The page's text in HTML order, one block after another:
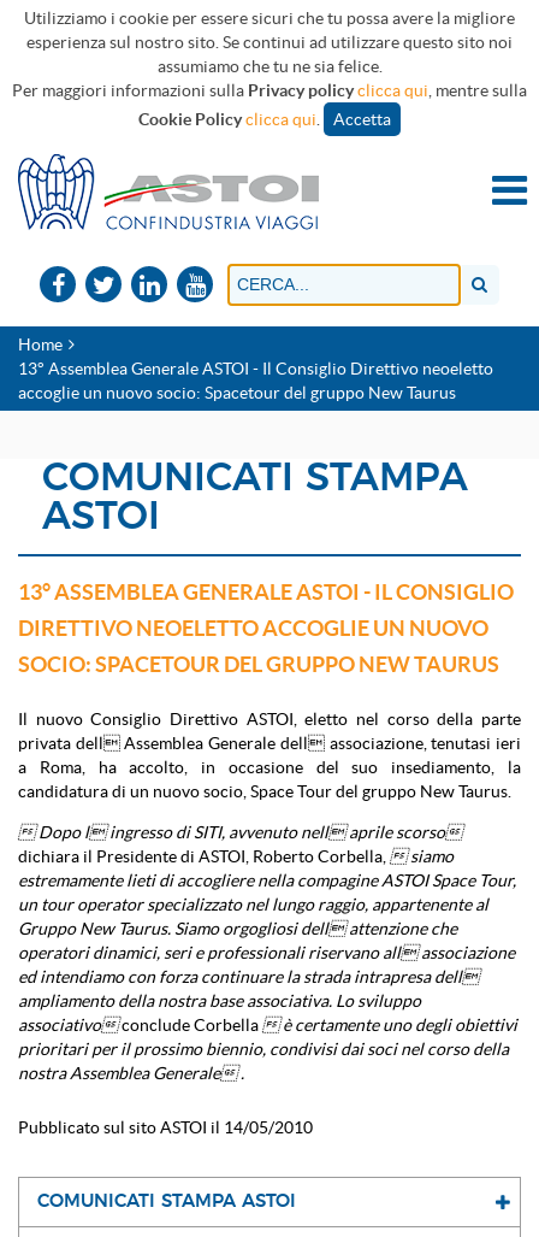
Utilizziamo i cookie per essere sicuri che tu possa avere la migliore
esperienza sul nostro sito. Se continui ad utilizzare questo sito noi
assumiamo che tu ne sia felice.
Per maggiori informazioni sulla Privacy policyclicca qui , mentre sulla
Cookie Policyclicca qui Accetta
Home
13° Assemblea Generale ASTOI - Il Consiglio Direttivo neoeletto
accoglie un nuovo socio: Spacetour del gruppo New Taurus
COMUNICATI STAMPA
ASTOI
13° ASSEMBLEA GENERALE ASTOI - IL CONSIGLIO
DIRETTIVO NEOELETTO ACCOGLIE UN NUOVO
SOCIO: SPACETOUR DEL GRUPPO NEW TAURUS
Il nuovo Consiglio Direttivo ASTOI, eletto nel corso della parte
privata dell Assemblea Generale dell associazione, tenutasi ieri
a Roma, ha accolto, in occasione del suo insediamento, la
candidatura di un nuovo socio, Space Tour del gruppo New Taurus.
Dopo l ingresso di SITI, avvenuto nell aprile scorso
dichiara il Presidente di ASTOI, Roberto Corbella, siamo
estremamente lieti di accogliere nella compagine ASTOI Space Tour,
un tour operator specializzato nel lungo raggio, appartenente al
Gruppo New Taurus. Siamo orgogliosi dell attenzione che
operatori dinamici, seri e professionali riservano all associazione
ed intendiamo con forza continuare la strada intrapresa dell
ampliamento della nostra base associativa. Lo sviluppo
associativo conclude Corbella è certamente uno degli obiettivi
prioritari per il prossimo biennio, condivisi dai soci nel corso della
nostra Assemblea Generale .
Pubblicato sul sito ASTOI il 14/05/2010
COMUNICATI STAMPA ASTOI